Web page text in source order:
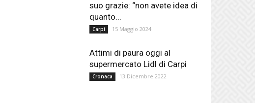
suo grazie: “non avete idea di
quanto...
Carpi 15 Maggio 2024
Attimi di paura oggi al
supermercato Lidl di Carpi
Cronaca 13 Dicembre 2022